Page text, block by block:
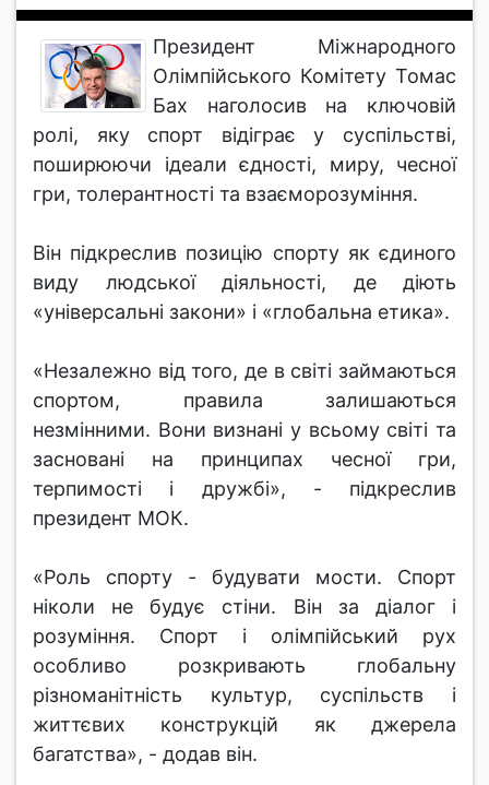
Президент Міжнародного
Олімпійського Комітету Томас
Бах наголосив на ключовій
ролі, яку спорт відіграє у суспільстві,
поширюючи ідеали єдності, миру, чесної
гри, толерантності та взаєморозуміння.
Він підкреслив позицію спорту як єдиного
виду людської діяльності, де діють
«універсальні закони» і «глобальна етика».
«Незалежно від того, де в світі займаються
спортом, правила залишаються
незмінними. Вони визнані у всьому світі та
засновані на принципах чесної гри,
терпимості і дружбі», - підкреслив
президент МОК.
«Роль спорту - будувати мости. Спорт
ніколи не будує стіни. Він за діалог і
розуміння. Спорт і олімпійський рух
особливо розкривають глобальну
різноманітність культур, суспільств і
життєвих конструкцій як джерела
багатства», - додав він.